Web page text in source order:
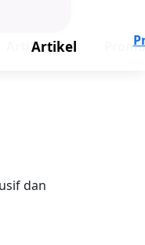
ArtikelArtikel
dan